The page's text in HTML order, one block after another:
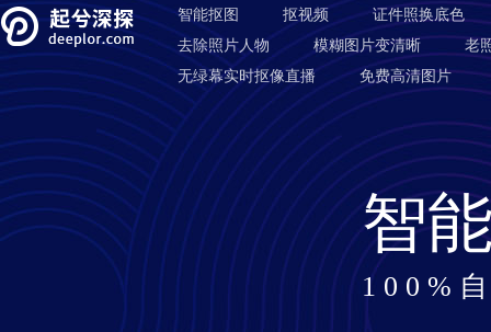
智能抠图 抠视频
证件照换底色
去除照片人物
模糊图片变清晰
老
无绿幕实时抠像直播
免费高清图片
智
1 0 0 %